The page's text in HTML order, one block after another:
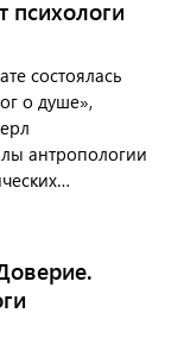
психологи
состоялась
о душе»,
антропологии